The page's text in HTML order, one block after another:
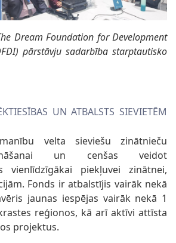
Dream Foundation for Development
pārstāvju sadarbība starptautisko
UN ATBALSTS SIEVIETĒM
velta sieviešu zinātnieču
un cenšas veidot
vienlīdzīgākai piekļuvei zinātnei,
Fonds ir atbalstījis vairāk nekā
jaunas iespējas vairāk nekā 1
reģionos, kā arī aktīvi attīsta
projektus.